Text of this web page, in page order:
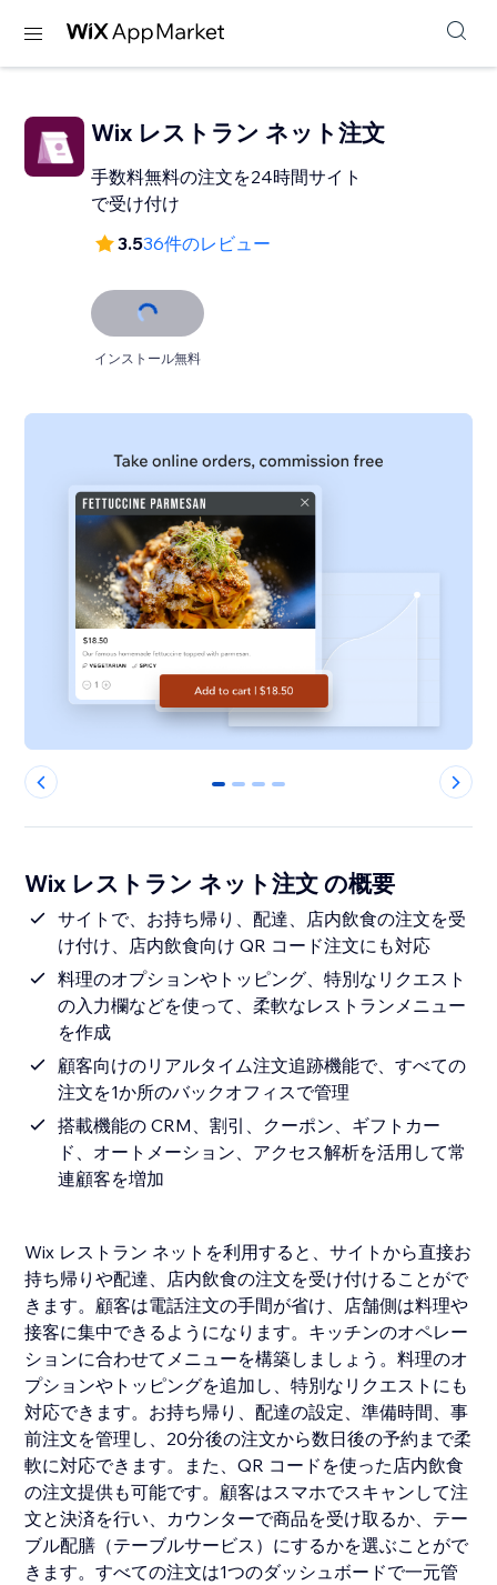
Wix レストラン ネット注文
手数料無料の注文を24時間サイト
で受け付け
3.536件のレビュー
インストール無料
0 1 2 3
Wix レストラン ネット注文 の概要
サイトで、お持ち帰り、配達、店内飲食の注文を受
け付け、店内飲食向け QR コード注文にも対応
料理のオプションやトッピング、特別なリクエスト
の入力欄などを使って、柔軟なレストランメニュー
を作成
顧客向けのリアルタイム注文追跡機能で、すべての
注文を1か所のバックオフィスで管理
搭載機能の CRM、割引、クーポン、ギフトカー
ド、オートメーション、アクセス解析を活用して常
連顧客を増加
Wix レストラン ネットを利用すると、サイトから直接お
持ち帰りや配達、店内飲食の注文を受け付けることがで
きます。顧客は電話注文の手間が省け、店舗側は料理や
接客に集中できるようになります。キッチンのオペレー
ションに合わせてメニューを構築しましょう。料理のオ
プションやトッピングを追加し、特別なリクエストにも
対応できます。お持ち帰り、配達の設定、準備時間、事
前注文を管理し、20分後の注文から数日後の予約まで柔
軟に対応できます。また、QR コードを使った店内飲食
の注文提供も可能です。顧客はスマホでスキャンして注
文と決済を行い、カウンターで商品を受け取るか、テー
ブル配膳（テーブルサービス）にするかを選ぶことがで
きます。すべての注文は1つのダッシュボードで一元管